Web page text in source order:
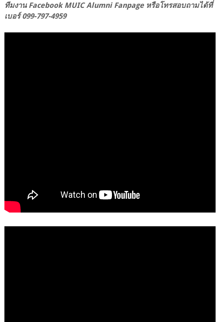
ทีมงาน Facebook MUIC Alumni Fanpage หรือโทรสอบถามได้ที่
เบอร์ 099-797-4959